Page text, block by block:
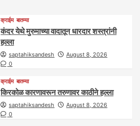
क्राईम बातम्या
कंदर येथे मुरुमाच्या वादातून धारदार शस्त्रांनी
हल्ला
saptahiksandesh
August 8, 2026
0
क्राईम बातम्या
किरकोळ कारणावरून तरुणावर काठीने हल्ला
saptahiksandesh
August 8, 2026
0